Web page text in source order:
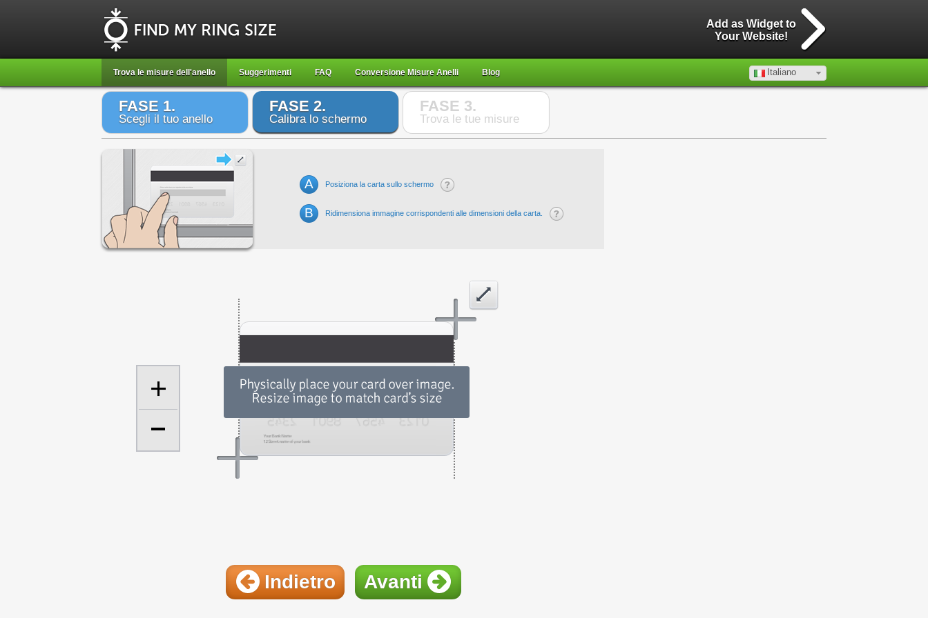
Add as Widget to
Your Website!
Trova le misure dell'anello Suggerimenti FAQ Conversione Misure Anelli Blog Italiano
FASE 1.
Scegli il tuo anello
FASE 2.
Calibra lo schermo
FASE 3.
Trova le tue misure
A Posiziona la carta sullo schermo
B Ridimensiona immagine corrispondenti alle dimensioni della carta.
+
Indietro Avanti